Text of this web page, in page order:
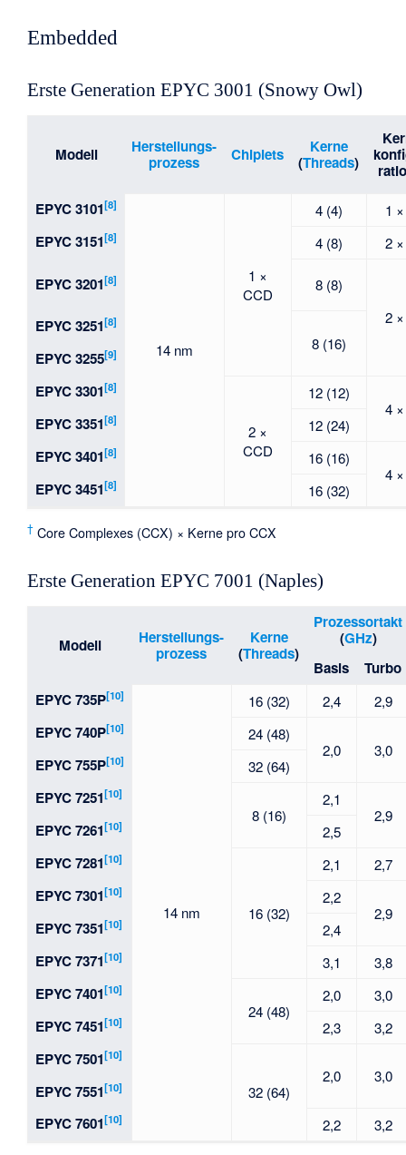
Embedded
Erste Generation EPYC 3001 (Snowy Owl)
Modell
Herstellungs-
prozess
Chiplets
Kerne
(Threads)
EPYC 3101[8]
14 nm
1 ×
CCD
4 (4) 1
EPYC 3151[8] 4 (8) 2
EPYC 3201[8]
8 (8)
2
EPYC 3251[8]
8 (16)
EPYC 3255[9]
EPYC 3301[8]
2 ×
CCD
12 (12)
4
EPYC 3351[8] 12 (24)
EPYC 3401[8]
16 (16)
4
EPYC 3451[8] 16 (32)
† Core Complexes (CCX) × Kerne pro CCX
Erste Generation EPYC 7001 (Naples)
Modell
Herstellungs-
prozess
Kerne
(Threads)
Prozessortakt
(GHz)
Basis
Turbo
EPYC 735P[10]
14 nm
16 (32) 2,4 2,9
EPYC 740P[10]
24 (48)
2,0
3,0
EPYC 755P[10] 32 (64)
EPYC 7251[10]
8 (16)
2,1
2,9
EPYC 7261[10] 2,5
EPYC 7281[10]
16 (32)
2,1 2,7
EPYC 7301[10]
2,2
2,9
EPYC 7351[10] 2,4
EPYC 7371[10] 3,1 3,8
EPYC 7401[10]
24 (48)
2,0 3,0
EPYC 7451[10] 2,3 3,2
EPYC 7501[10]
32 (64)
2,0 3,0
EPYC 7551[10]
EPYC 7601[10] 2,2 3,2